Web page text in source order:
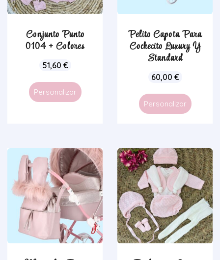
Conjunto Punto
0104 + Colores
51,60 €
Personalizar
Pelito Capota Para
Cochecito Luxury Y
Standard
60,00 €
Personalizar